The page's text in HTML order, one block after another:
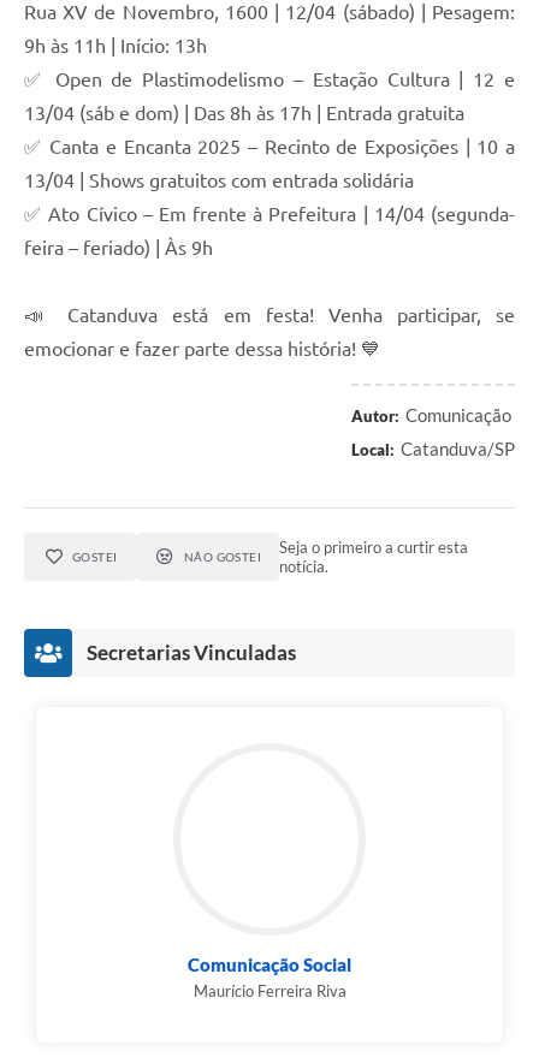
Rua XV de Novembro, 1600 | 12/04 (sábado) | Pesagem:
9h às 11h | Início: 13h
✅ Open de Plastimodelismo – Estação Cultura | 12 e
13/04 (sáb e dom) | Das 8h às 17h | Entrada gratuita
✅ Canta e Encanta 2025 – Recinto de Exposições | 10 a
13/04 | Shows gratuitos com entrada solidária
✅ Ato Cívico – Em frente à Prefeitura | 14/04 (segunda-
feira – feriado) | Às 9h
📣 Catanduva está em festa! Venha participar, se
emocionar e fazer parte dessa história! 💙
Autor: Comunicação
Local: Catanduva/SP
GOSTEI NÃO GOSTEI
Seja o primeiro a curtir esta
notícia.
Secretarias Vinculadas
Comunicação Social
Maurício Ferreira Riva